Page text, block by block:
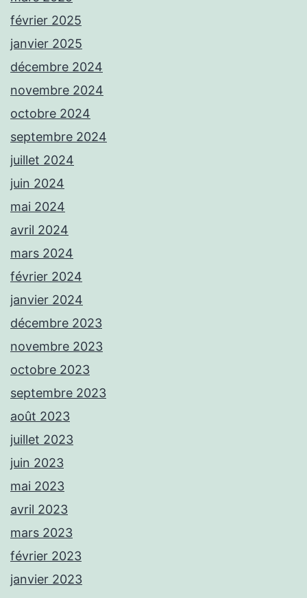
février 2025
janvier 2025
décembre 2024
novembre 2024
octobre 2024
septembre 2024
juillet 2024
juin 2024
mai 2024
avril 2024
mars 2024
février 2024
janvier 2024
décembre 2023
novembre 2023
octobre 2023
septembre 2023
août 2023
juillet 2023
juin 2023
mai 2023
avril 2023
mars 2023
février 2023
janvier 2023